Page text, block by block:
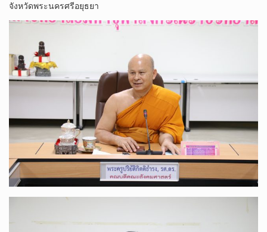
จังหวัดพระนครศรีอยุธยา